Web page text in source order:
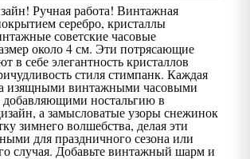
Ручная работа! Винтажная
серебро, кристаллы
советские часовые
около 4 см. Эти потрясающие
в себе элегантность кристаллов
стиля стимпанк. Каждая
изящными винтажными часовыми
ностальгию в
а замысловатые узоры снежинок
зимнего волшебства, делая эти
для праздничного сезона или
случая. Добавьте винтажный шарм и